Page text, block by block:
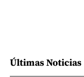
Últimas Noticias